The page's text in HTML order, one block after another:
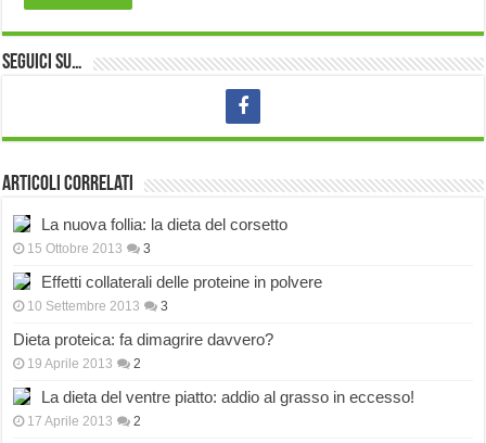
Seguici su…
Articoli correlati
La nuova follia: la dieta del corsetto
15 Ottobre 2013 3
Effetti collaterali delle proteine in polvere
10 Settembre 2013 3
Dieta proteica: fa dimagrire davvero?
19 Aprile 2013 2
La dieta del ventre piatto: addio al grasso in eccesso!
17 Aprile 2013 2